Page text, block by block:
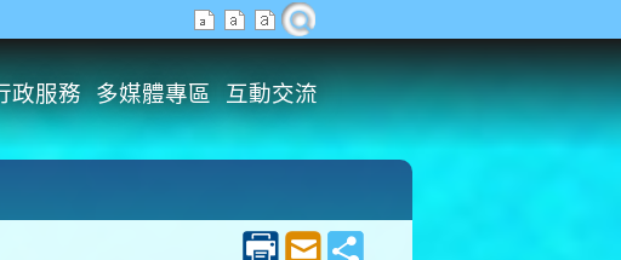
政服務 多媒體專區 互動交流